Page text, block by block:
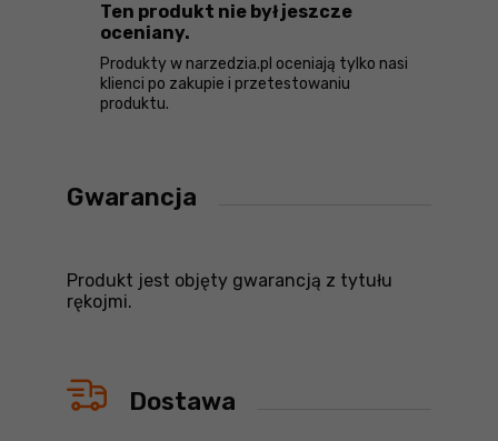
Ten produkt nie był jeszcze
oceniany.
Produkty w narzedzia.pl oceniają tylko nasi
klienci po zakupie i przetestowaniu
produktu.
Gwarancja
Produkt jest objęty gwarancją z tytułu
rękojmi.
Dostawa